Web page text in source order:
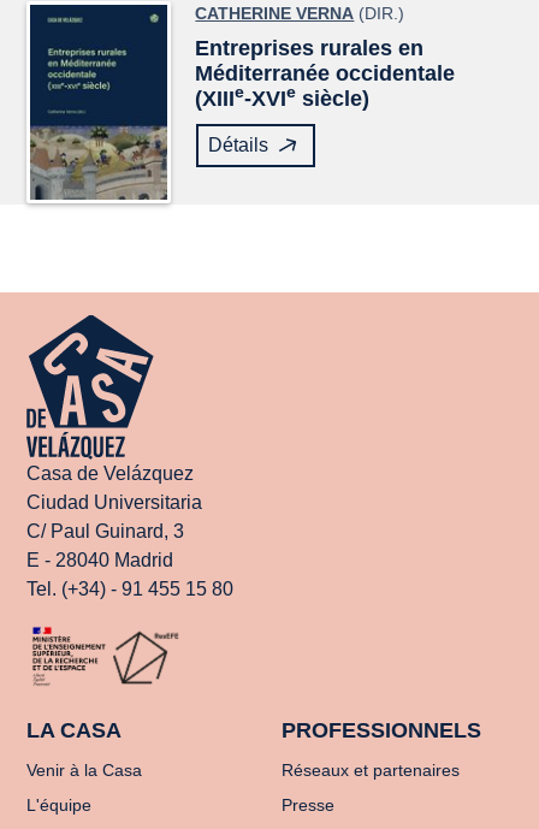
CATHERINE VERNA (DIR.)
Entreprises rurales en
Méditerranée occidentale
(XIIIe-XVIe siècle)
Détails
Casa de Velázquez
Ciudad Universitaria
C/ Paul Guinard, 3
E - 28040 Madrid
Tel. (+34) - 91 455 15 80
LA CASA
Venir à la Casa
L'équipe
PROFESSIONNELS
Réseaux et partenaires
Presse